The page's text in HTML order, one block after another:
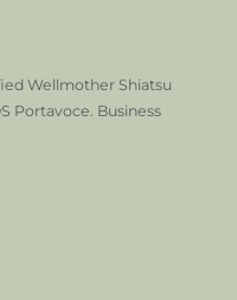
Wellmother Shiatsu
Portavoce. Business